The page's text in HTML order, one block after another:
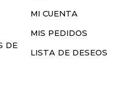
DE
MI CUENTA
MIS PEDIDOS
LISTA DE DESEOS